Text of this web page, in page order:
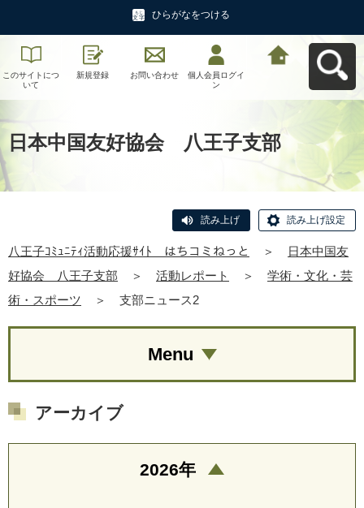
ひらがなをつける
このサイトにつ
いて
新規登録 お問い合わせ
個人会員ログイ
ン
日本中国友好協会 八王子支部
読み上げ 読み上げ設定
八王子ｺﾐｭﾆﾃｨ活動応援ｻｲﾄ はちコミねっと ＞
日本中国友
好協会 八王子支部
＞ 活動レポート ＞
学術・文化・芸
術・スポーツ
＞ 支部ニュース2
Menu
アーカイブ
2026年